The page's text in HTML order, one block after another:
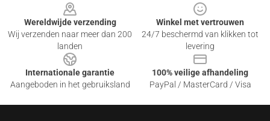
Wereldwijde verzending
Wij verzenden naar meer dan 200
landen
Winkel met vertrouwen
24/7 beschermd van klikken tot
levering
Internationale garantie
Aangeboden in het gebruiksland
100% veilige afhandeling
PayPal / MasterCard / Visa